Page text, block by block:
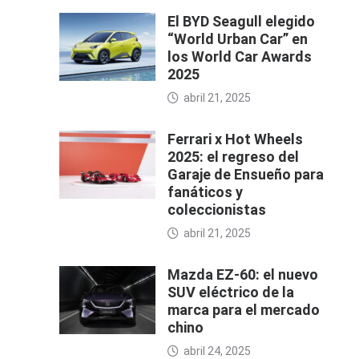
El BYD Seagull elegido
“World Urban Car” en
los World Car Awards
2025
abril 21, 2025
Ferrari x Hot Wheels
2025: el regreso del
Garaje de Ensueño para
fanáticos y
coleccionistas
abril 21, 2025
Mazda EZ-60: el nuevo
SUV eléctrico de la
marca para el mercado
chino
abril 24, 2025